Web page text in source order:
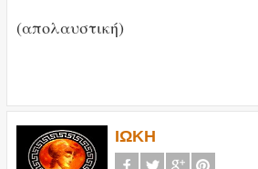
(απολαυστική)
ΙΩΚΗ